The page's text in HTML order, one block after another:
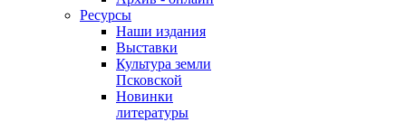
Ресурсы
Наши издания
Выставки
Культура земли
Псковской
Новинки
литературы